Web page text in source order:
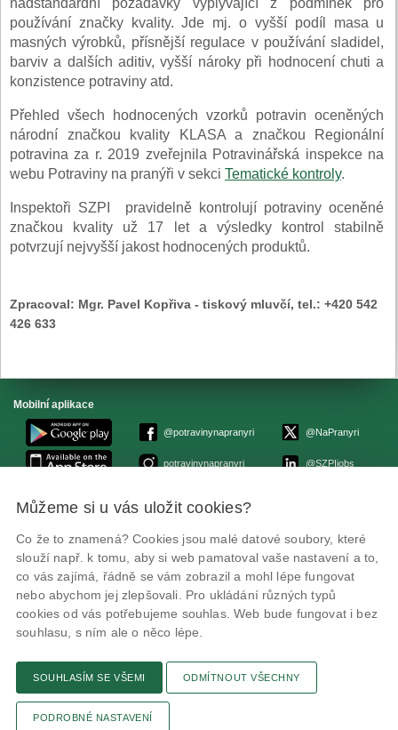
nadstandardní požadavky vyplývající z podmínek pro
používání značky kvality. Jde mj. o vyšší podíl masa u
masných výrobků, přísnější regulace v používání sladidel,
barviv a dalších aditiv, vyšší nároky při hodnocení chuti a
konzistence potraviny atd.
Přehled všech hodnocených vzorků potravin oceněných
národní značkou kvality KLASA a značkou Regionální
potravina za r. 2019 zveřejnila Potravinářská inspekce na
webu Potraviny na pranýři v sekci Tematické kontroly.
Inspektoři SZPI pravidelně kontrolují potraviny oceněné
značkou kvality už 17 let a výsledky kontrol stabilně
potvrzují nejvyšší jakost hodnocených produktů.
Zpracoval: Mgr. Pavel Kopřiva - tiskový mluvčí, tel.: +420 542
426 633
Mobilní aplikace
@potravinynapranyri
potravinynapranyri
@NaPranyri
@SZPIjobs
© Státní zemědělská a potravinářská inspekce 2026.
ID datové schránky: avraiqg
IČO: 75014149, DIČ: CZ75014149
Prohlášení o přístupnosti|Zásady ochrany soukromí
Textová verze Připomínky Novinky
Můžeme si u vás uložit cookies?
Co že to znamená? Cookies jsou malé datové soubory, které
slouží např. k tomu, aby si web pamatoval vaše nastavení a to,
co vás zajímá, řádně se vám zobrazil a mohl lépe fungovat
nebo abychom jej zlepšovali. Pro ukládání různých typů
cookies od vás potřebujeme souhlas. Web bude fungovat i bez
souhlasu, s ním ale o něco lépe.
SOUHLASÍM SE VŠEMI ODMÍTNOUT VŠECHNY
PODROBNÉ NASTAVENÍ